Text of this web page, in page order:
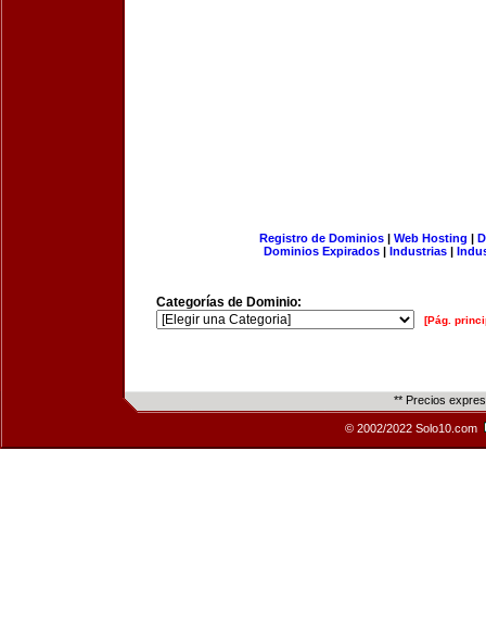
Registro de Dominios| Web Hosting |
Dominios Expirados | Industrias |
Categorías de Dominio:
[Pág.
** Precios
© 2002/2022 Solo10.com